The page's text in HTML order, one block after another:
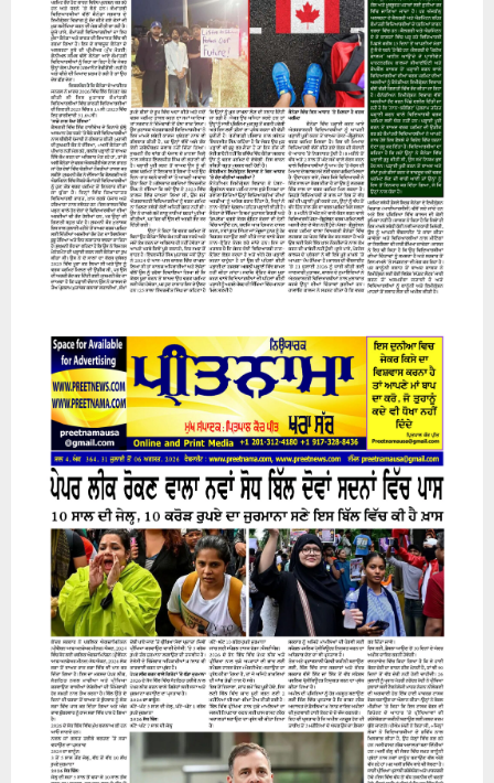
07 August 2026
31 July 2026